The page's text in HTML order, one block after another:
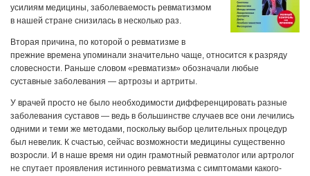
усилиям медицины, заболеваемость ревматизмом
в нашей стране снизилась в несколько раз.
Вторая причина, по которой о ревматизме в
прежние времена упоминали значительно чаще, относится к разряду
словесности. Раньше словом «ревматизм» обозначали любые
суставные заболевания — артрозы и артриты.
У врачей просто не было необходимости дифференцировать разные
заболевания суставов — ведь в большинстве случаев все они лечились
одними и теми же методами, поскольку выбор целительных процедур
был невелик. К счастью, сейчас возможности медицины существенно
возросли. И в наше время ни один грамотный ревматолог или артролог
не спутает проявления истинного ревматизма с симптомами какого-